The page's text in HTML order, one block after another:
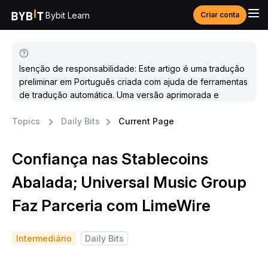
Bybit Learn Criar conta
Isenção de responsabilidade: Este artigo é uma tradução
preliminar em Português criada com ajuda de ferramentas
de tradução automática. Uma versão aprimorada e
Topics
Daily Bits Current Page
Confiança nas Stablecoins
Abalada; Universal Music Group
Faz Parceria com LimeWire
Intermediário
Daily Bits